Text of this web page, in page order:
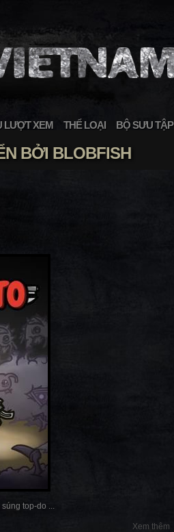
LƯỢT XEM THỂ LOẠI BỘ SƯU TẬP
BỞI BLOBFISH
top-do ...
Xem thêm